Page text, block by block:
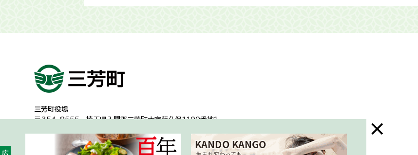
三芳町役場
〒354-8555埼玉県入間郡三芳町大字藤久保1100番地１
一般的な業務時間8時30分から17時15分（土日祝日及び年末年始はお休み）